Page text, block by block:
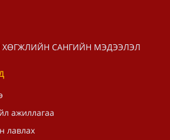
САНГИЙН МЭДЭЭЛЭЛ
ажиллагаа
лавлах